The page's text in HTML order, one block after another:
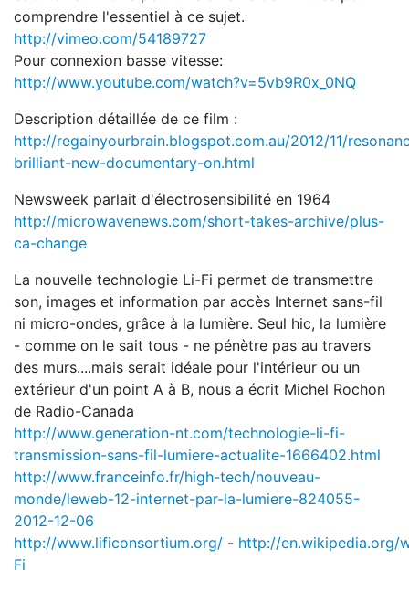
comprendre l'essentiel à ce sujet.
http://vimeo.com/54189727
Pour connexion basse vitesse:
http://www.youtube.com/watch?v=5vb9R0x_0NQ
Description détaillée de ce film :
http://regainyourbrain.blogspot.com.au/2012/11/
brilliant-new-documentary-on.html
Newsweek parlait d'électrosensibilité en 1964
http://microwavenews.com/short-takes-archive/plus-
ca-change
La nouvelle technologie Li-Fi permet de transmettre
son, images et information par accès Internet sans-fil
ni micro-ondes, grâce à la lumière. Seul hic, la lumière
- comme on le sait tous - ne pénètre pas au travers
des murs....mais serait idéale pour l'intérieur ou un
extérieur d'un point A à B, nous a écrit Michel Rochon
de Radio-Canada
http://www.generation-nt.com/technologie-li-fi-
transmission-sans-fil-lumiere-actualite-1666402.html
http://www.franceinfo.fr/high-tech/nouveau-
monde/leweb-12-internet-par-la-lumiere-824055-
2012-12-06
http://www.lificonsortium.org/ - http://en.wikipedia.org/
Fi